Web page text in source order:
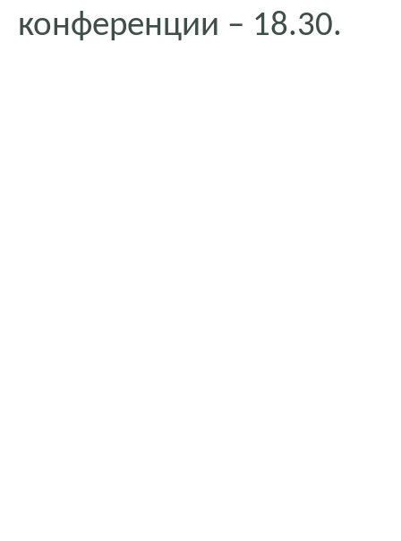
конференции – 18.30.